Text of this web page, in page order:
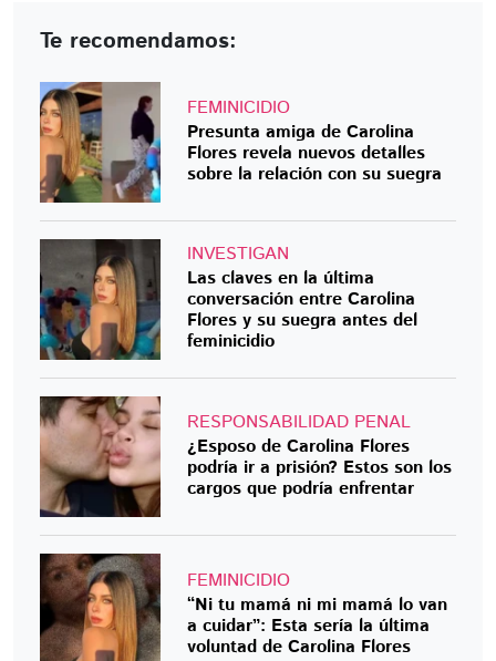
Te recomendamos:
FEMINICIDIO
Presunta amiga de Carolina
Flores revela nuevos detalles
sobre la relación con su suegra
INVESTIGAN
Las claves en la última
conversación entre Carolina
Flores y su suegra antes del
feminicidio
RESPONSABILIDAD PENAL
¿Esposo de Carolina Flores
podría ir a prisión? Estos son los
cargos que podría enfrentar
FEMINICIDIO
“Ni tu mamá ni mi mamá lo van
a cuidar”: Esta sería la última
voluntad de Carolina Flores